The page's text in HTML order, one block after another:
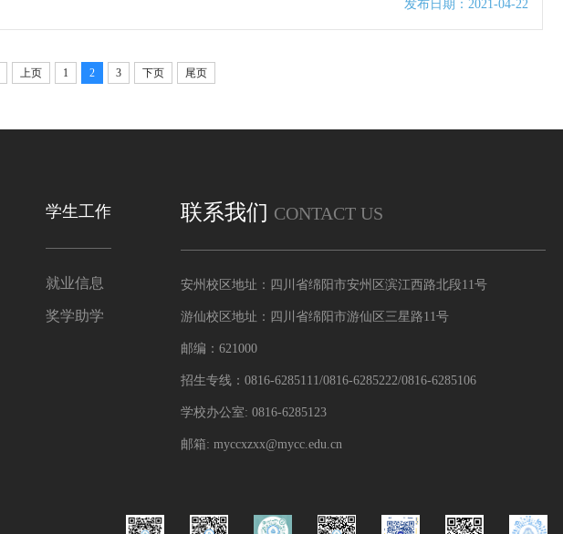
发布日期：2021-04-22
上页 1 2 3 下页 尾页
学生工作
就业信息
奖学助学
联系我们 CONTACT US
安州校区地址：四川省绵阳市安州区滨江西路北段11号
游仙校区地址：四川省绵阳市游仙区三星路11号
邮编：621000
招生专线：0816-6285111/0816-6285222/0816-6285106
学校办公室: 0816-6285123
邮箱: myccxzxx@mycc.edu.cn